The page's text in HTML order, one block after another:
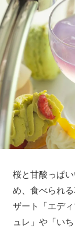
桜と甘酸っぱ
め、食べられ
ザート「エデ
ュレ」や「い